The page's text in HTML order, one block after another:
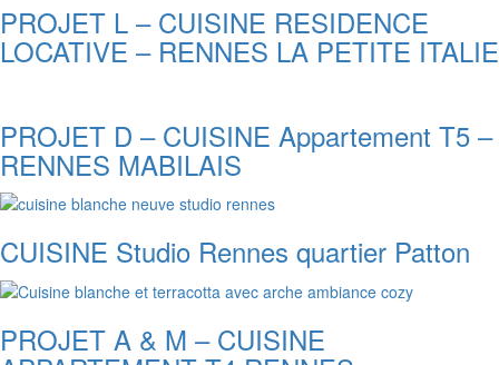
PROJET L – CUISINE RESIDENCE
LOCATIVE – RENNES LA PETITE ITALIE
PROJET D – CUISINE Appartement T5 –
RENNES MABILAIS
CUISINE Studio Rennes quartier Patton
PROJET A & M – CUISINE